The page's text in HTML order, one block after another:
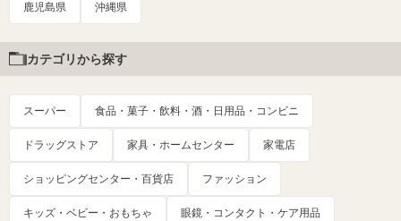
鹿児島県 沖縄県
カテゴリから探す
スーパー 食品・菓子・飲料・酒・日用品・コンビニ
ドラッグストア 家具・ホームセンター 家電店
ショッピングセンター・百貨店 ファッション
キッズ・ベビー・おもちゃ 眼鏡・コンタクト・ケア用品